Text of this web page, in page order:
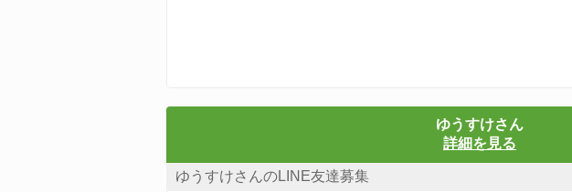
ゆうすけさん
詳細を見る
ゆうすけさんのLINE友達募集